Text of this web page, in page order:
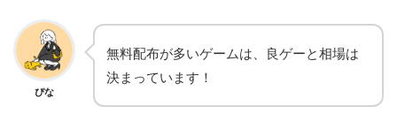
ぴな
無料配布が多いゲームは、良ゲーと相場は
決まっています！